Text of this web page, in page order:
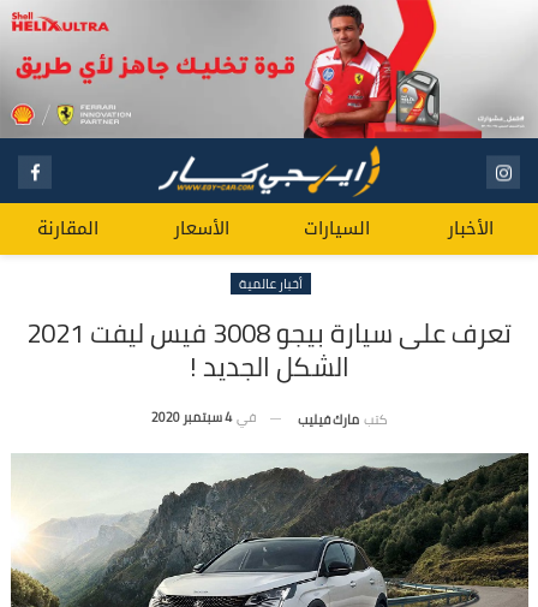
الأخبار السيارات الأسعار المقارنة
أخبار عالمية
تعرف على سيارة بيجو 3008 فيس ليفت 2021
الشكل الجديد !
كتب مارك فيليب في 4 سبتمبر 2020